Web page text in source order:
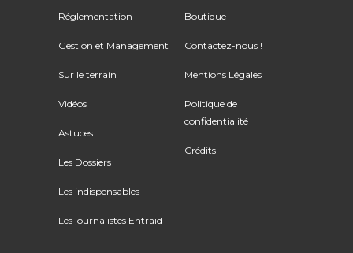
Réglementation
Gestion et Management
Sur le terrain
Vidéos
Astuces
Les Dossiers
Les indispensables
Les journalistes Entraid
Boutique
Contactez-nous !
Mentions Légales
Politique de
confidentialité
Crédits